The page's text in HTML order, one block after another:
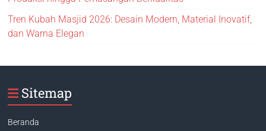
Tren Kubah Masjid 2026: Desain Modern, Material Inovatif,
dan Warna Elegan
Sitemap
Beranda